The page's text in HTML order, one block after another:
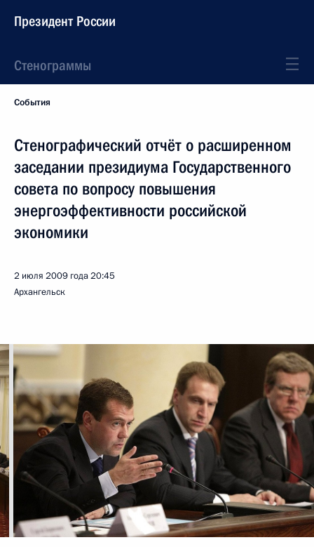
Президент России
Стенограммы
События
Стенографический отчёт о расширенном
заседании президиума Государственного
совета по вопросу повышения
энергоэффективности российской
экономики
2 июля 2009 года20:45
Архангельск